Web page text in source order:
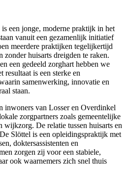
een jonge, moderne praktijk in het
vanuit een gezamenlijk initiatief
meerdere praktijken tegelijkertijd
zonder huisarts dreigden te raken.
een gedeeld zorghart hebben we
resultaat is een sterke en
samenwerking, innovatie en
staan.
inwoners van Losser en Overdinkel
zorgpartners zoals gemeentelijke
wijkzorg. De relatie tussen huisarts en
Slöttel is een opleidingspraktijk met
doktersassistenten en
zorgen zij voor een stabiele,
ook waarnemers zich snel thuis